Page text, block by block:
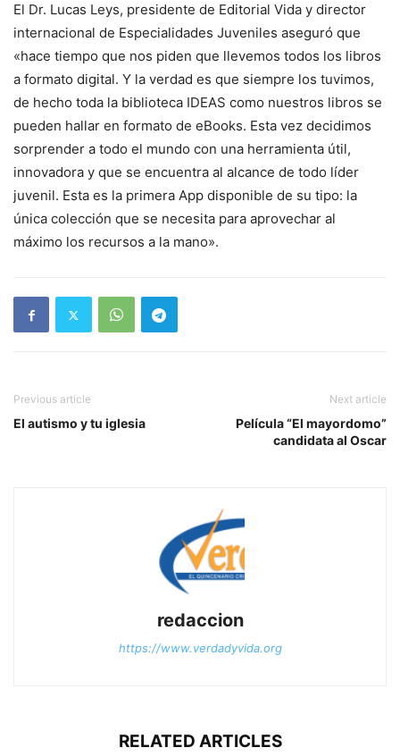
El Dr. Lucas Leys, presidente de Editorial Vida y director
internacional de Especialidades Juveniles aseguró que
«hace tiempo que nos piden que llevemos todos los libros
a formato digital. Y la verdad es que siempre los tuvimos,
de hecho toda la biblioteca IDEAS como nuestros libros se
pueden hallar en formato de eBooks. Esta vez decidimos
sorprender a todo el mundo con una herramienta útil,
innovadora y que se encuentra al alcance de todo líder
juvenil. Esta es la primera App disponible de su tipo: la
única colección que se necesita para aprovechar al
máximo los recursos a la mano».
Previous article
El autismo y tu iglesia
Next article
Película “El mayordomo”
candidata al Oscar
redaccion
https://www.verdadyvida.org
RELATED ARTICLES